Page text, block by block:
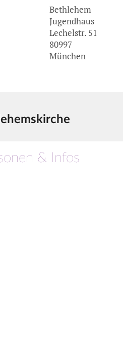
Bethlehem
Jugendhaus
Lechelstr. 51
80997
München
& Infos